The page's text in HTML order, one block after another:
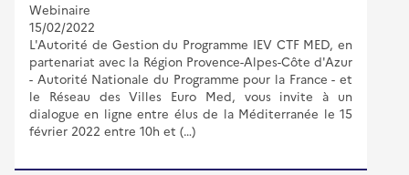
Webinaire
15/02/2022
L'Autorité de Gestion du Programme IEV CTF MED, en
partenariat avec la Région Provence-Alpes-Côte d'Azur
- Autorité Nationale du Programme pour la France - et
le Réseau des Villes Euro Med, vous invite à un
dialogue en ligne entre élus de la Méditerranée le 15
février 2022 entre 10h et (…)